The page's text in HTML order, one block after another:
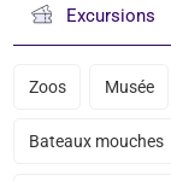
Excursions
Zoos Musée
Bateaux mouches